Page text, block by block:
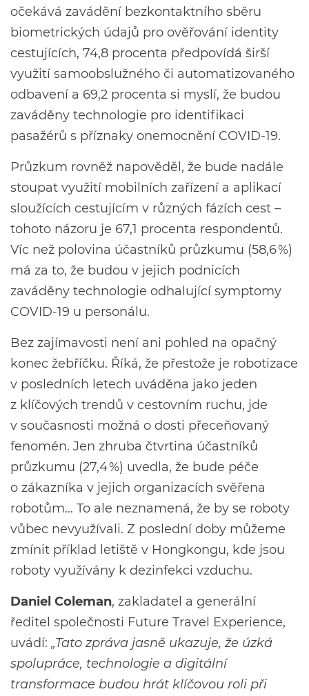
očekává zavádění bezkontaktního sběru
biometrických údajů pro ověřování identity
cestujících, 74,8 procenta předpovídá širší
využití samoobslužného či automatizovaného
odbavení a 69,2 procenta si myslí, že budou
zaváděny technologie pro identifikaci
pasažérů s příznaky onemocnění COVID-19.
Průzkum rovněž napověděl, že bude nadále
stoupat využití mobilních zařízení a aplikací
sloužících cestujícím v různých fázích cest –
tohoto názoru je 67,1 procenta respondentů.
Víc než polovina účastníků průzkumu (58,6 %)
má za to, že budou v jejich podnicích
zaváděny technologie odhalující symptomy
COVID-19 u personálu.
Bez zajímavosti není ani pohled na opačný
konec žebříčku. Říká, že přestože je robotizace
v posledních letech uváděna jako jeden
z klíčových trendů v cestovním ruchu, jde
v současnosti možná o dosti přeceňovaný
fenomén. Jen zhruba čtvrtina účastníků
průzkumu (27,4 %) uvedla, že bude péče
o zákazníka v jejich organizacích svěřena
robotům… To ale neznamená, že by se roboty
vůbec nevyužívali. Z poslední doby můžeme
zmínit příklad letiště v Hongkongu, kde jsou
roboty využívány k dezinfekci vzduchu.
Daniel Coleman, zakladatel a generální
ředitel společnosti Future Travel Experience,
uvádí: „Tato zpráva jasně ukazuje, že úzká
spolupráce, technologie a digitální
transformace budou hrát klíčovou roli při